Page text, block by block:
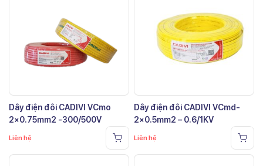
Dây điện đôi CADIVI VCmo
2×0.75mm2 -300/500V
Liên hệ
Dây điện đôi CADIVI VCmd-
2×0.5mm2 – 0.6/1KV
Liên hệ